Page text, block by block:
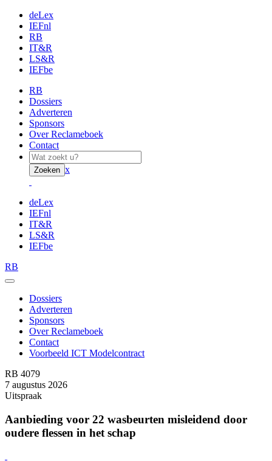
deLex
IEFnl
RB
IT&R
LS&R
IEFbe
RB
Dossiers
Adverteren
Sponsors
Over Reclameboek
Contact
Zoeken x
deLex
IEFnl
IT&R
LS&R
IEFbe
RB
Dossiers
Adverteren
Sponsors
Over Reclameboek
Contact
Voorbeeld ICT Modelcontract
RB 4079
7 augustus 2026
Uitspraak
Aanbieding voor 22 wasbeurten misleidend door
oudere flessen in het schap